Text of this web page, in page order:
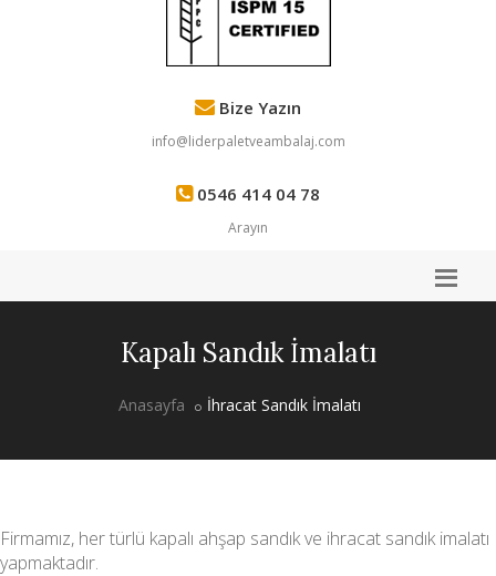
Bize Yazın
info@liderpaletveambalaj.com
0546 414 04 78
Arayın
Kapalı Sandık İmalatı
Anasayfa İhracat Sandık İmalatı
Firmamız, her türlü kapalı ahşap sandık ve ihracat sandık imalatı
yapmaktadır.